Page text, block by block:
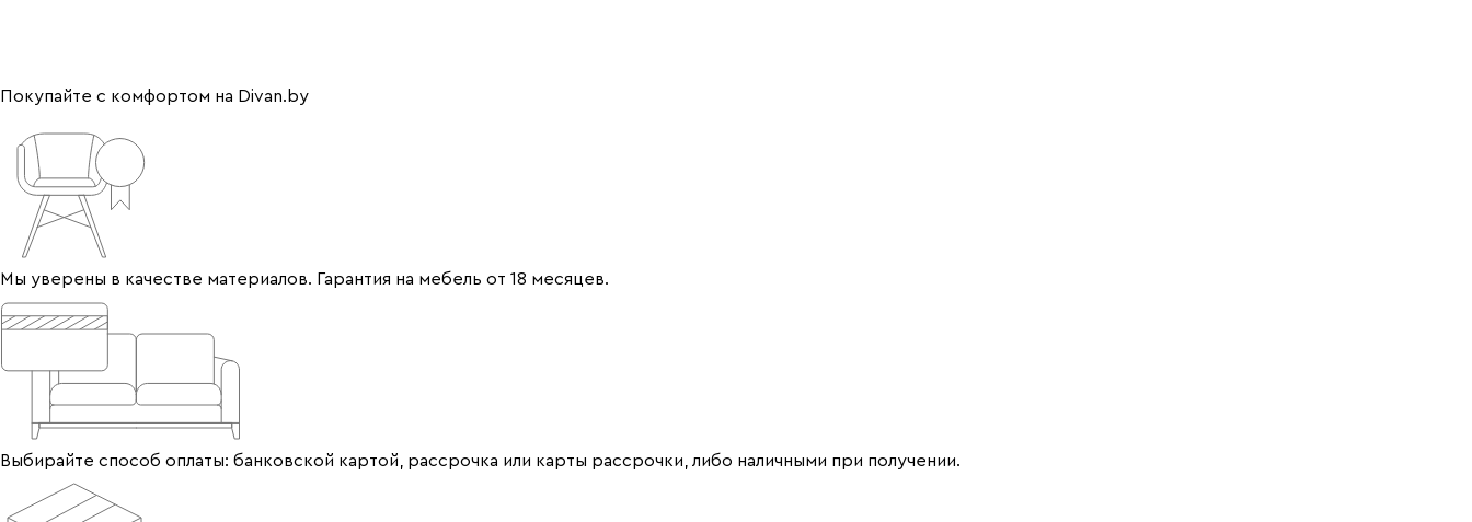
Покупайте с комфортом на Divan.by
Мы уверены в качестве материалов. Гарантия на мебель от 18 месяцев.
Выбирайте способ оплаты: банковской картой, рассрочка или карты рассрочки, либо наличными при получении.